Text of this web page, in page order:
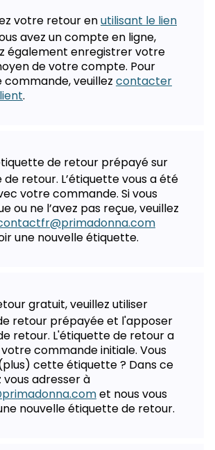
votre retour enutilisant le lien
avez un compte en ligne,
également enregistrer votre
de votre compte. Pour
commande, veuillez contacter
.
de retour prépayé sur
de retour. L’étiquette vous a été
votre commande. Si vous
ou ne l’avez pas reçue, veuillez
une nouvelle étiquette.
gratuit, veuillez utiliser
retour prépayée et l'apposer
retour. L'étiquette de retour a
commande initiale. Vous
cette étiquette ? Dans ce
vous adresser à
et nous vous
nouvelle étiquette de retour.